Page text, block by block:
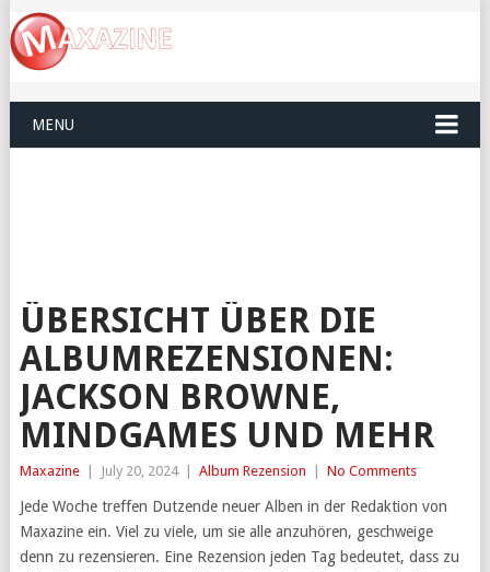
MENU
ÜBERSICHT ÜBER DIE
ALBUMREZENSIONEN:
JACKSON BROWNE,
MINDGAMES UND MEHR
Maxazine July 20, 2024 Album Rezension No Comments
Jede Woche treffen Dutzende neuer Alben in der Redaktion von
Maxazine ein. Viel zu viele, um sie alle anzuhören, geschweige
denn zu rezensieren. Eine Rezension jeden Tag bedeutet, dass zu